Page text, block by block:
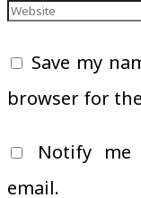
Save my
browser for
Notify me
email.